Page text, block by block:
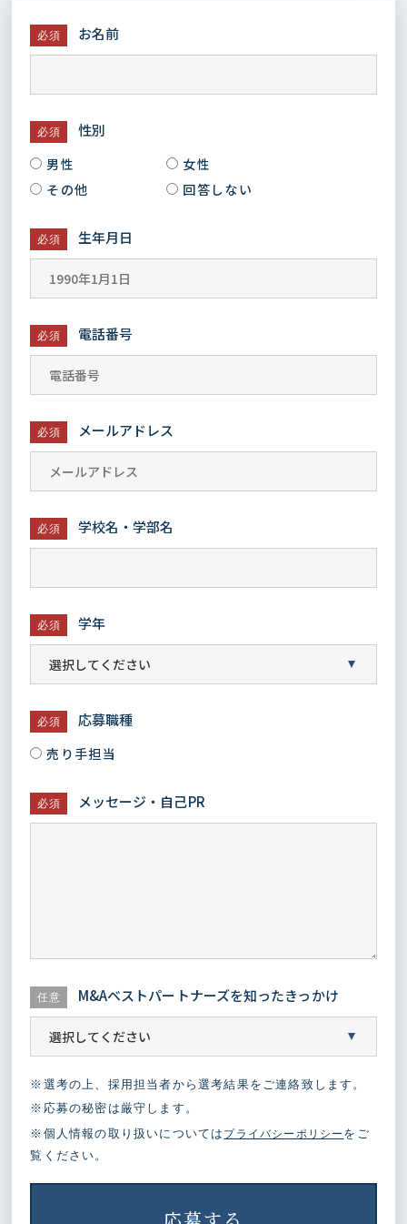
必須 お名前
必須 性別
男性
女性
その他
回答しない
必須 生年月日
必須 電話番号
必須 メールアドレス
必須 学校名・学部名
必須 学年
必須 応募職種
売り手担当
必須 メッセージ・自己PR
任意 M&Aベストパートナーズを知ったきっかけ
※選考の上、採用担当者から選考結果をご連絡致します。
※応募の秘密は厳守します。
※個人情報の取り扱いについては プライバシーポリシー をご
覧ください。